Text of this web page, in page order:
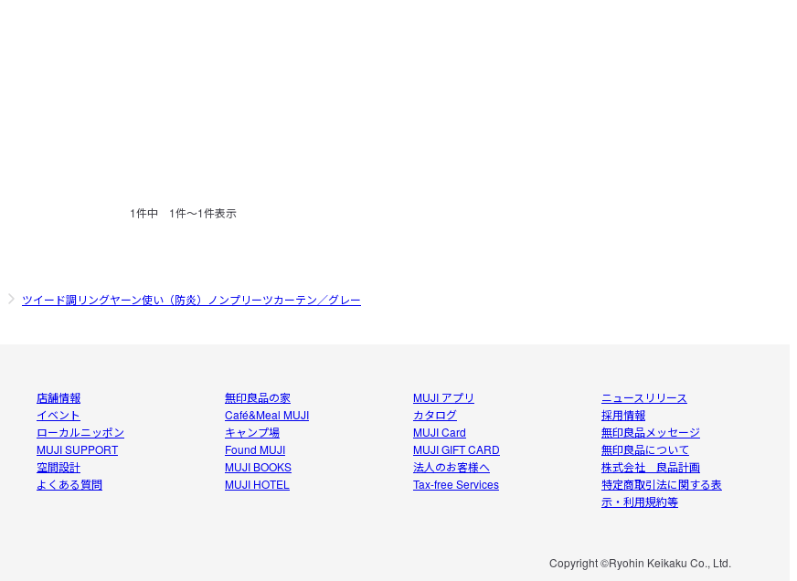
1件中 1件〜1件表示
ツイード調リングヤーン使い（防炎）ノンプリーツカーテン／グレー
店舗情報
イベント
ローカルニッポン
MUJI SUPPORT
空間設計
よくある質問
無印良品の家
Café&Meal MUJI
キャンプ場
Found MUJI
MUJI BOOKS
MUJI HOTEL
MUJI アプリ
カタログ
MUJI Card
MUJI GIFT CARD
法人のお客様へ
Tax-free Services
ニュースリリース
採用情報
無印良品メッセージ
無印良品について
株式会社 良品計画
特定商取引法に関する表
示・利用規約等
Copyright ©Ryohin Keikaku Co., Ltd.